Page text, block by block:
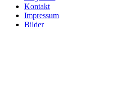
Kontakt
Impressum
Bilder